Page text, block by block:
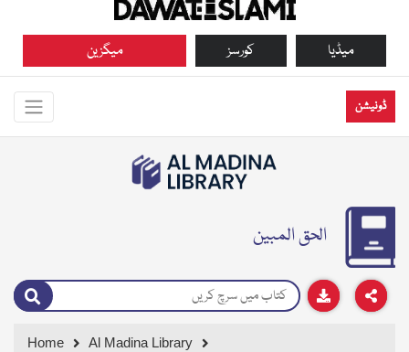
میگزین کورسز میڈیا
ڈونیشن
الحق المبین
Home
Al Madina Library